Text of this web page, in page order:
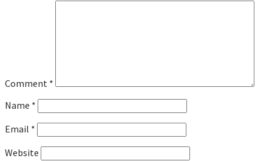
Comment *
Name *
Email *
Website